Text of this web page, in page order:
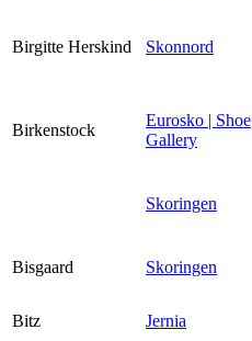
Birgitte Herskind Skonnord
Birkenstock
Eurosko | Shoe
Gallery
Skoringen
Bisgaard Skoringen
Bitz
Jernia